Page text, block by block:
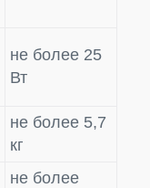
не более 25
Вт
не более 5,7
кг
не более